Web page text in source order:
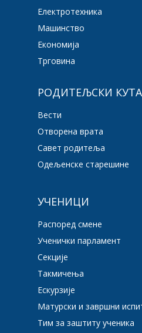
Електротехника
Машинство
Економија
Трговина
РОДИТЕЉСКИ
Вести
Отворена врата
Савет родитеља
Одељенске старешине
УЧЕНИЦИ
Распоред смене
Ученички парламент
Секције
Такмичења
Ескурзије
Матурски и завршни
Тим за заштиту ученика